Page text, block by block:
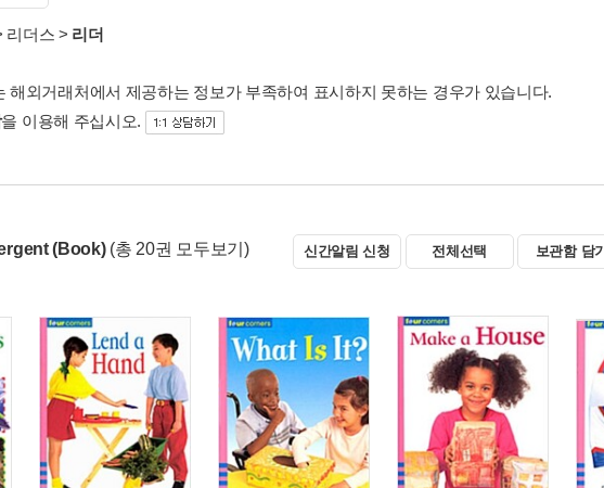
리더스 > 리더
해외거래처에서 제공하는 정보가 부족하여 표시하지 못하는 경우가 있습니다.
을 이용해 주십시오.
(Book) (총 20권 모두보기) 신간알림 신청 전체선택 보관함 담기